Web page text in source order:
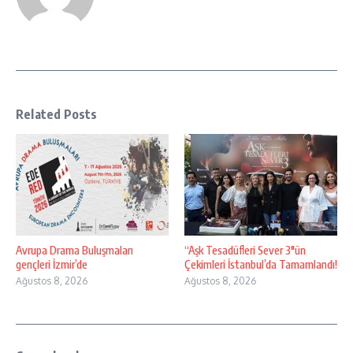
Related Posts
Avrupa Drama Buluşmaları
gençleri İzmir’de
Ağustos 8, 2026
“Aşk Tesadüfleri Sever 3″ün
Çekimleri İstanbul’da Tamamlandı!
Ağustos 8, 2026